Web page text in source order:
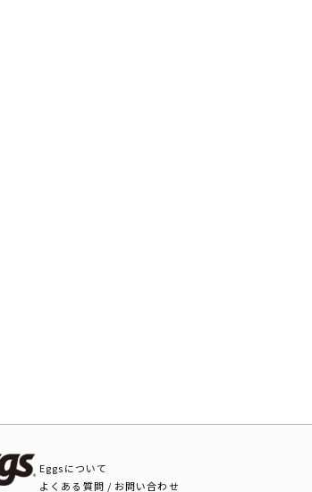
Eggsについて
よくある質問 / お問い合わせ